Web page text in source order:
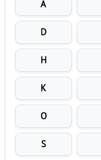
A
D
H
K
O
S